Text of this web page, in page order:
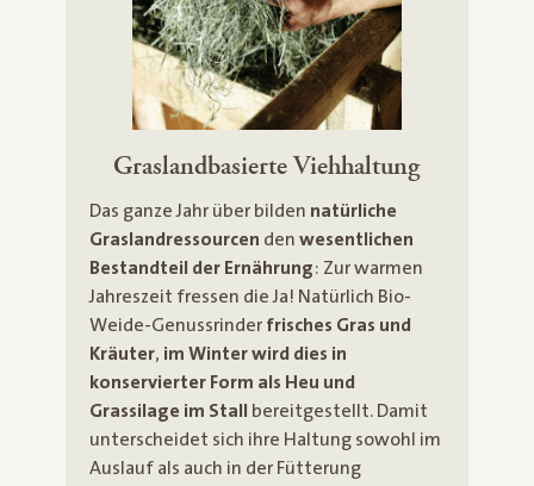
Graslandbasierte Viehhaltung
Das ganze Jahr über bilden natürliche
Graslandressourcen den wesentlichen
Bestandteil der Ernährung: Zur warmen
Jahreszeit fressen die Ja! Natürlich Bio-
Weide-Genussrinder frisches Gras und
Kräuter, im Winter wird dies in
konservierter Form als Heu und
Grassilage im Stall bereitgestellt. Damit
unterscheidet sich ihre Haltung sowohl im
Auslauf als auch in der Fütterung